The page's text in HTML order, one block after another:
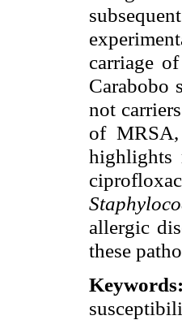
carriage of
Carabobo
not
of
highlights
allergic
these